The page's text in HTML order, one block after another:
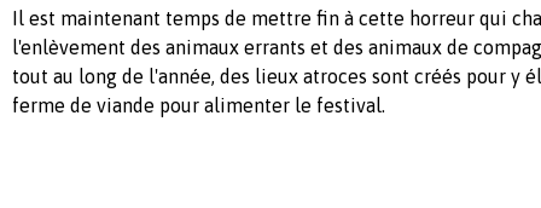
Il est maintenant temps de mettre fin à cette horreur qui
l'enlèvement des animaux errants et des animaux de
tout au long de l'année, des lieux atroces sont créés pour y
ferme de viande pour alimenter le festival.